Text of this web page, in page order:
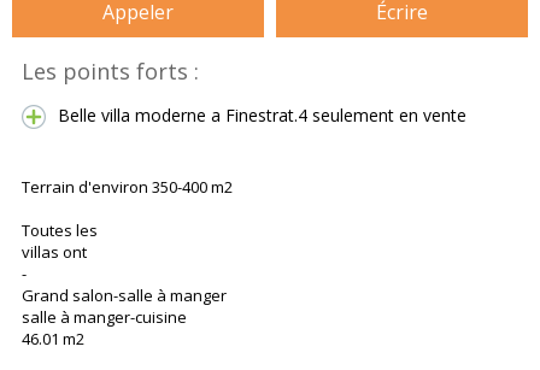
Appeler Écrire
Les points forts :
Belle villa moderne a Finestrat.4 seulement en vente
Terrain d'environ 350-400 m2
Toutes les
villas ont
-
Grand salon-salle à manger
salle à manger-cuisine
46.01 m2